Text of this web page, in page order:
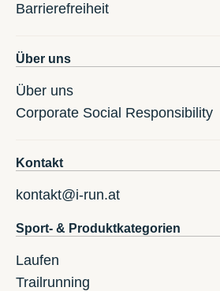
Barrierefreiheit
Über uns
Über uns
Corporate Social Responsibility
Kontakt
kontakt@i-run.at
Sport- & Produktkategorien
Laufen
Trailrunning